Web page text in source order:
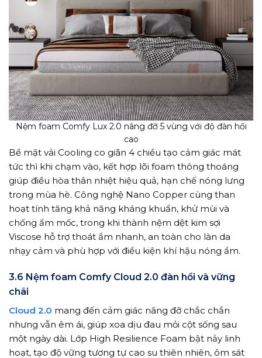
Nệm foam Comfy Lux 2.0 nâng đỡ 5 vùng với độ đàn hồi
cao
Bề mặt vải Cooling co giãn 4 chiều tạo cảm giác mát
tức thì khi chạm vào, kết hợp lõi foam thông thoáng
giúp điều hòa thân nhiệt hiệu quả, hạn chế nóng lưng
trong mùa hè. Công nghệ Nano Copper cùng than
hoạt tính tăng khả năng kháng khuẩn, khử mùi và
chống ẩm mốc, trong khi thành nệm dệt kim sợi
Viscose hỗ trợ thoát ẩm nhanh, an toàn cho làn da
nhạy cảm và phù hợp với điều kiện khí hậu nóng ẩm.
3.6 Nệm foam Comfy Cloud 2.0 đàn hồi và vững
chãi
Cloud 2.0 mang đến cảm giác nâng đỡ chắc chắn
nhưng vẫn êm ái, giúp xoa dịu đau mỏi cột sống sau
một ngày dài. Lớp High Resilience Foam bật nảy linh
hoạt, tạo độ vững tương tự cao su thiên nhiên, ôm sát